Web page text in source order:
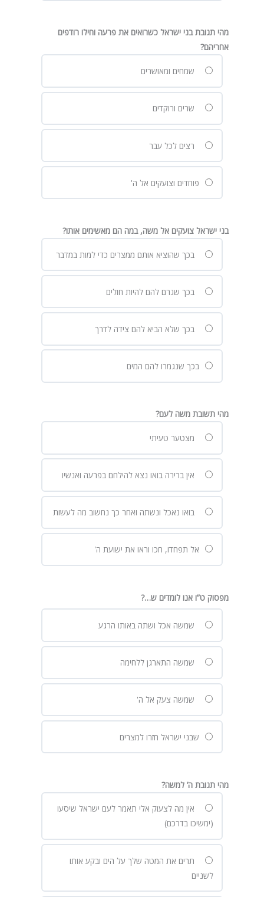
מהי תגובת בני ישראל כשרואים את פרעה וחילו רודפים
אחריהם?
שמחים ומאושרים
שרים ורוקדים
רצים לכל עבר
פוחדים וצועקים אל ה'
בני ישראל צועקים אל משה, במה הם מאשימים אותו?
בכך שהוציא אותם ממצרים כדי למות במדבר
בכך שגרם להם להיות חולים
בכך שלא הביא להם צידה לדרך
בכך שנגמרו להם המים
מהי תשובת משה לעם?
מצטער טעיתי
אין ברירה בואו נצא להילחם בפרעה ואנשיו
בואו נאכל ונשתה ואחר כך נחשוב מה לעשות
אל תפחדו, חכו וראו את ישועת ה'
מפסוק ט”ו אנו לומדים ש…?
שמשה אכל ושתה באותו הרגע
שמשה התארגן ללחימה
שמשה צעק אל ה'
שבני ישראל חזרו למצרים
מהי תגובת ה’ למשה?
אין מה לצעוק אלי תאמר לעם ישראל שיסעו
(ימשיכו בדרכם)
תרים את המטה שלך על הים ובקע אותו
לשניים